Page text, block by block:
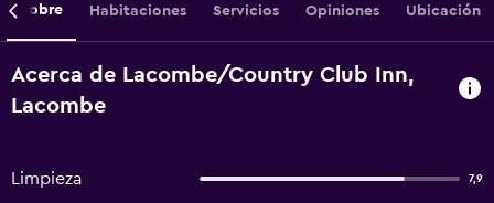
Sobre Habitaciones Servicios Opiniones Ubicación
Acerca de Lacombe/Country Club Inn,
Lacombe
Limpieza 7,9